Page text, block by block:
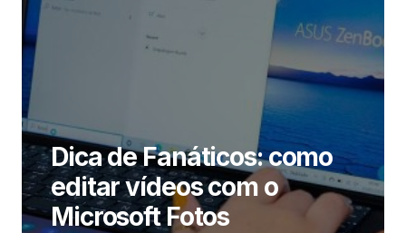
Dica de Fanáticos: como
editar vídeos com o
Microsoft Fotos